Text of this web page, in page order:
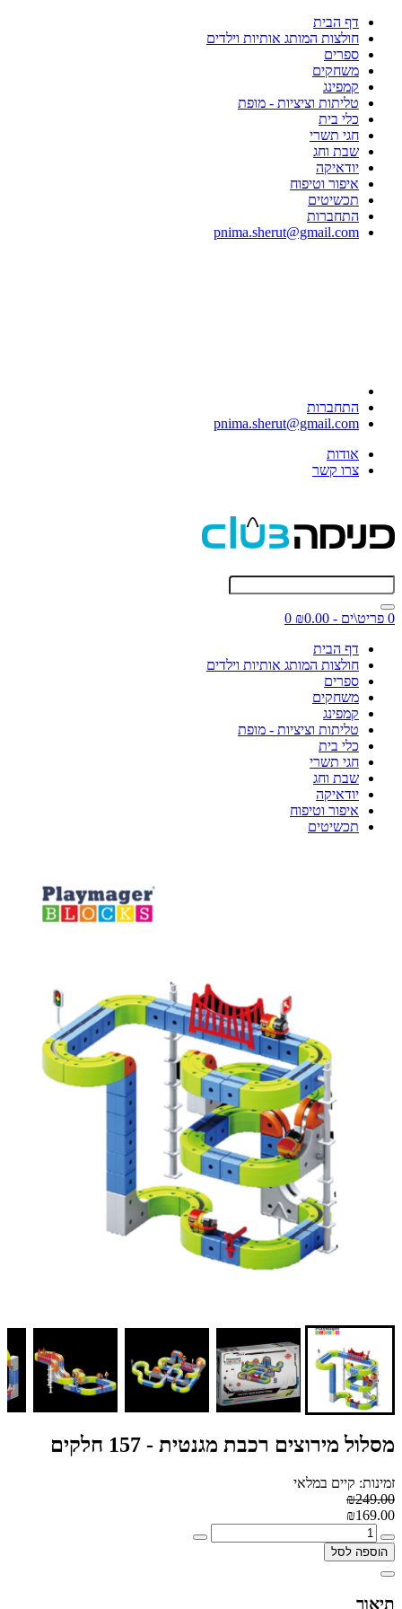
דף הבית
חולצות המותג אותיות וילדים
ספרים
משחקים
קמפינג
טליתות וציציות - מופת
כלי בית
חגי תשרי
שבת וחג
יודאיקה
איפור וטיפוח
תכשיטים
התחברות
pnima.sherut@gmail.com
התחברות
pnima.sherut@gmail.com
אודות
צרו קשר
0 פריט\ים - ₪0.00
0
דף הבית
חולצות המותג אותיות וילדים
ספרים
משחקים
קמפינג
טליתות וציציות - מופת
כלי בית
חגי תשרי
שבת וחג
יודאיקה
איפור וטיפוח
תכשיטים
מסלול מירוצים רכבת מגנטית - 157 חלקים
זמינות: קיים במלאי
₪249.00
₪169.00
הוספה לסל
תיאור